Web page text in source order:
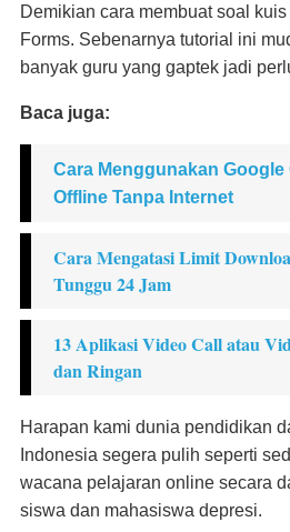
Demikian cara membuat soal
Forms. Sebenarnya tutorial ini
banyak guru yang gaptek jadi
Baca juga:
Cara Menggunakan
Offline Tanpa Internet
Cara Mengatasi Limit
Tunggu 24 Jam
13 Aplikasi Video Call atau
dan Ringan
Harapan kami dunia pendidikan
Indonesia segera pulih seperti
wacana pelajaran online secara
siswa dan mahasiswa depresi.